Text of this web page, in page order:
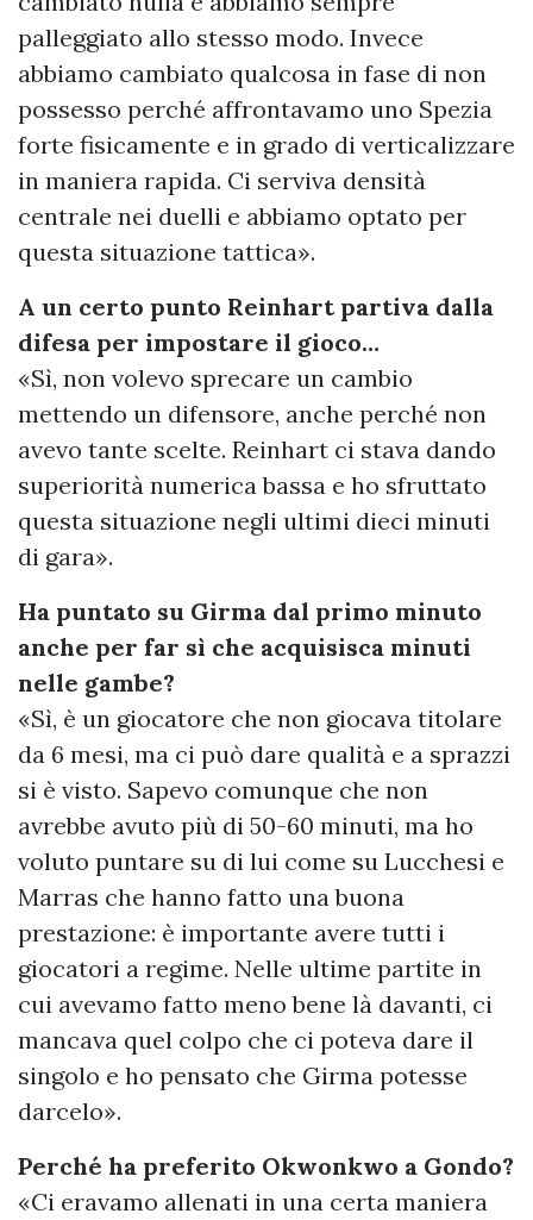
palleggiato allo stesso modo. Invece
abbiamo cambiato qualcosa in fase di non
possesso perché affrontavamo uno Spezia
forte fisicamente e in grado di verticalizzare
in maniera rapida. Ci serviva densità
centrale nei duelli e abbiamo optato per
questa situazione tattica».
A un certo punto Reinhart partiva dalla
difesa per impostare il gioco…
«Sì, non volevo sprecare un cambio
mettendo un difensore, anche perché non
avevo tante scelte. Reinhart ci stava dando
superiorità numerica bassa e ho sfruttato
questa situazione negli ultimi dieci minuti
di gara».
Ha puntato su Girma dal primo minuto
anche per far sì che acquisisca minuti
nelle gambe?
«Sì, è un giocatore che non giocava titolare
da 6 mesi, ma ci può dare qualità e a sprazzi
si è visto. Sapevo comunque che non
avrebbe avuto più di 50-60 minuti, ma ho
voluto puntare su di lui come su Lucchesi e
Marras che hanno fatto una buona
prestazione: è importante avere tutti i
giocatori a regime. Nelle ultime partite in
cui avevamo fatto meno bene là davanti, ci
mancava quel colpo che ci poteva dare il
singolo e ho pensato che Girma potesse
darcelo».
Perché ha preferito Okwonkwo a Gondo?
«Ci eravamo allenati in una certa maniera